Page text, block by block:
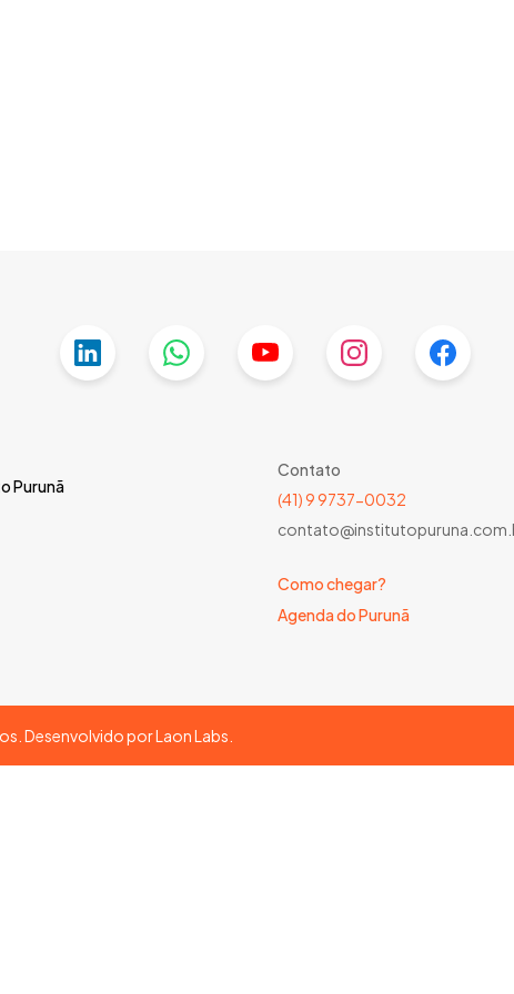
Purunã
Contato
(41) 9 9737-0032
Como chegar?
Agenda do Purunã
Desenvolvido porLaon Labs